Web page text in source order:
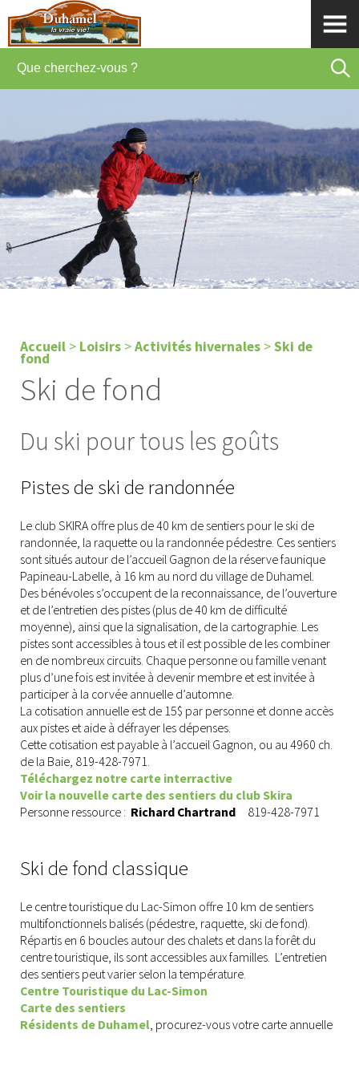
Accueil > Loisirs >Activités hivernales >Ski de
fond
Ski de fond
Du ski pour tous les goûts
Pistes de ski de randonnée
Le club SKIRA offre plus de 40 km de sentiers pour le ski de
randonnée, la raquette ou la randonnée pédestre. Ces sentiers
sont situés autour de l’accueil Gagnon de la réserve faunique
Papineau-Labelle, à 16 km au nord du village de Duhamel.
Des bénévoles s’occupent de la reconnaissance, de l’ouverture
et de l’entretien des pistes (plus de 40 km de difficulté
moyenne), ainsi que la signalisation, de la cartographie. Les
pistes sont accessibles à tous et il est possible de les combiner
en de nombreux circuits. Chaque personne ou famille venant
plus d’une fois est invitée à devenir membre et est invitée à
participer à la corvée annuelle d’automne.
La cotisation annuelle est de 15$ par personne et donne accès
aux pistes et aide à défrayer les dépenses.
Cette cotisation est payable à l’accueil Gagnon, ou au 4960 ch.
de la Baie, 819-428-7971.
Téléchargez notre carte interractive
Voir la nouvelle carte des sentiers du club Skira
Personne ressource : Richard Chartrand 819-428-7971
Ski de fond classique
Le centre touristique du Lac-Simon offre 10 km de sentiers
multifonctionnels balisés (pédestre, raquette, ski de fond).
Répartis en 6 boucles autour des chalets et dans la forêt du
centre touristique, ils sont accessibles aux familles. L’entretien
des sentiers peut varier selon la température.
Centre Touristique du Lac-Simon
Carte des sentiers
Résidents de Duhamel, procurez-vous votre carte annuelle